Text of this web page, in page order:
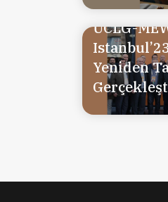
UCLG-
Yeniden